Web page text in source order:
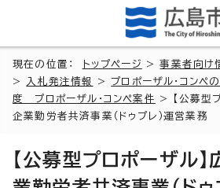
現在の位置： トップページ >事業者向け
>
入札発注情報 > プロポーザル・コンペ
度 プロポーザル・コンペ案件
> 【公募型
企業勤労者共済事業（ドゥプレ）運営業務
【公募型プロポーザル